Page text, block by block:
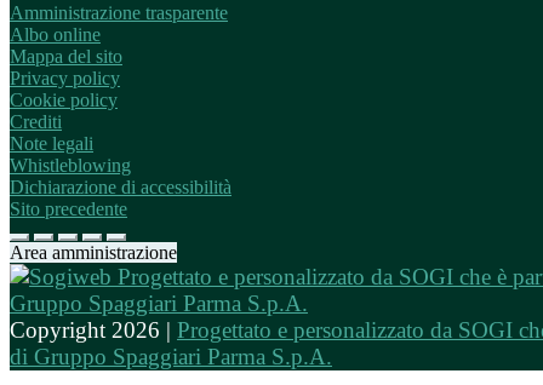
Amministrazione trasparente
Albo online
Mappa del sito
Privacy policy
Cookie policy
Crediti
Note legali
Whistleblowing
Dichiarazione di accessibilità
Sito precedente
Area amministrazione
Copyright 2026 | Progettato e personalizzato da SOGI
di Gruppo Spaggiari Parma S.p.A.